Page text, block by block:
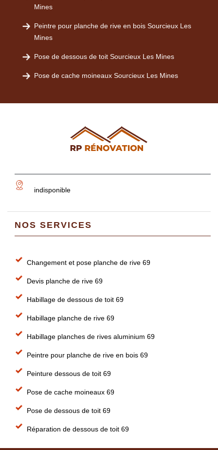
Mines
Peintre pour planche de rive en bois Sourcieux Les
Mines
Pose de dessous de toit Sourcieux Les Mines
Pose de cache moineaux Sourcieux Les Mines
indisponible
NOS SERVICES
Changement et pose planche de rive 69
Devis planche de rive 69
Habillage de dessous de toit 69
Habillage planche de rive 69
Habillage planches de rives aluminium 69
Peintre pour planche de rive en bois 69
Peinture dessous de toit 69
Pose de cache moineaux 69
Pose de dessous de toit 69
Réparation de dessous de toit 69